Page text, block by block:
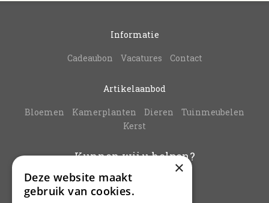
Informatie
Cadeaubon Vacatures Contact
Artikelaanbod
Bloemen Kamerplanten Dieren
Tuinmeubelen
Kerst
Kunnen wij u helpen?
info@vanbuynder.be
03/771.38.20
×
Deze website maakt
gebruik van cookies.